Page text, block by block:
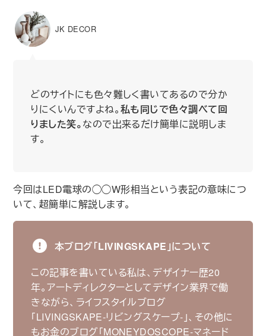
JK DECOR
どのサイトにも色々難しく書いてあるので分か
りにくいんですよね。私も同じで色々調べて回
りました笑。なので出来るだけ簡単に説明しま
す。
今回はLED電球の◯◯W形相当という表記の意味につ
いて、超簡単に解説します。
本ブログ｢LIVINGSKAPE｣について
この記事を書いている私は、デザイナー歴20
年。アートディレクターとしてデザイン業界で働
きながら、ライフスタイルブログ
｢LIVINGSKAPE-リビングスケープ-｣、その他に
もお金のブログ｢MONEYDOSCOPE-マネード